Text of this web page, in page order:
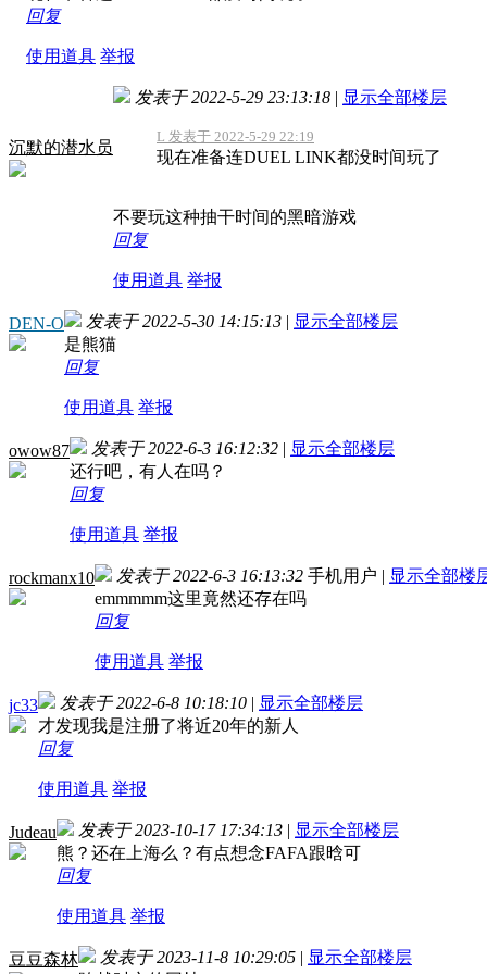
回复
使用道具 举报
沉默的潜水员
发表于 2022-5-29 23:13:18 | 显示全部楼层
L 发表于 2022-5-29 22:19
现在准备连DUEL LINK都没时间玩了
不要玩这种抽干时间的黑暗游戏
回复
使用道具 举报
DEN-O 发表于 2022-5-30 14:15:13 | 显示全部楼层
是熊猫
回复
使用道具 举报
owow87 发表于 2022-6-3 16:12:32 | 显示全部楼层
还行吧，有人在吗？
回复
使用道具 举报
rockmanx10 发表于 2022-6-3 16:13:32 手机用户 | 显示全部楼
emmmmm这里竟然还存在吗
回复
使用道具 举报
jc33 发表于 2022-6-8 10:18:10 | 显示全部楼层
才发现我是注册了将近20年的新人
回复
使用道具 举报
Judeau 发表于 2023-10-17 17:34:13 | 显示全部楼层
熊？还在上海么？有点想念FAFA跟晗可
回复
使用道具 举报
豆豆森林 发表于 2023-11-8 10:29:05 | 显示全部楼层